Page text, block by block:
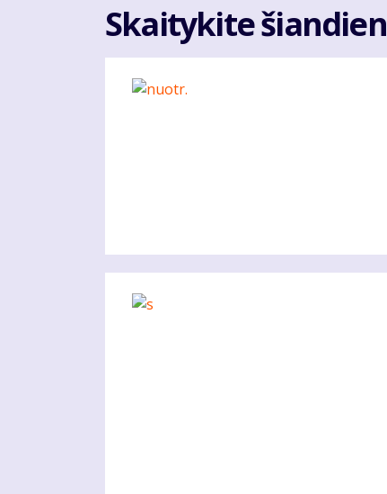
Skaitykite šiandien